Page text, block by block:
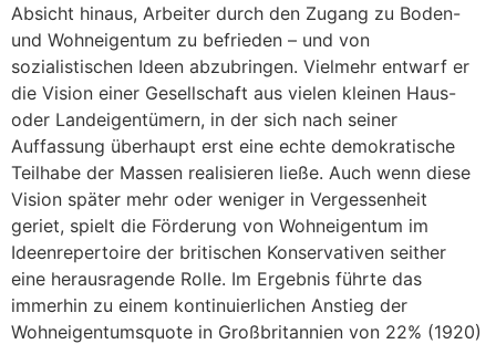
Absicht hinaus, Arbeiter durch den Zugang zu Boden-
und Wohneigentum zu befrieden – und von
sozialistischen Ideen abzubringen. Vielmehr entwarf er
die Vision einer Gesellschaft aus vielen kleinen Haus-
oder Landeigentümern, in der sich nach seiner
Auffassung überhaupt erst eine echte demokratische
Teilhabe der Massen realisieren ließe. Auch wenn diese
Vision später mehr oder weniger in Vergessenheit
geriet, spielt die Förderung von Wohneigentum im
Ideenrepertoire der britischen Konservativen seither
eine herausragende Rolle. Im Ergebnis führte das
immerhin zu einem kontinuierlichen Anstieg der
Wohneigentumsquote in Großbritannien von 22% (1920)